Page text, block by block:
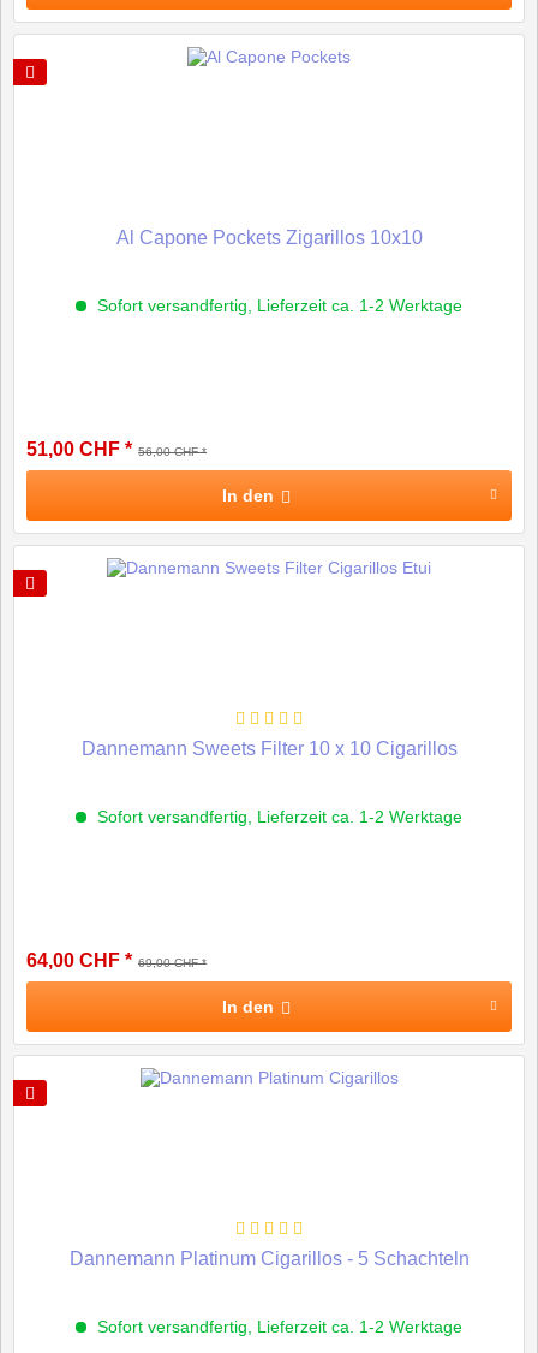
Al Capone Pockets Zigarillos 10x10
Sofort versandfertig, Lieferzeit ca. 1-2 Werktage
56,00 CHF *
51,00 CHF *
In den
Dannemann Sweets Filter 10 x 10 Cigarillos
Sofort versandfertig, Lieferzeit ca. 1-2 Werktage
69,00 CHF *
64,00 CHF *
In den
Dannemann Platinum Cigarillos - 5 Schachteln
Sofort versandfertig, Lieferzeit ca. 1-2 Werktage